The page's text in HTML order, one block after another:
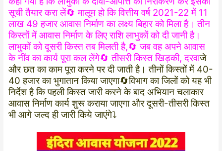
सूची तैयार करा लें🔄 मालूम हो कि वित्तीय वर्ष 2021-22 में 11
लाख 49 हजार आवास निर्माण का लक्ष्य बिहार को मिला है। तीन
किस्तों में आवास निर्माण के लिए राशि लाभुकों को दी जानी है।
लाभुकों को दूसरी किस्त तब मिलती है,🔄 जब वह अपने आवास
के नींव का कार्य पूरा कल लेंगे🔄 तीसरी किस्त खिड़की, दरवाजे
और छत का काम पूरा करने पर दी जाती है। तीनों किस्तों में 40-
40 हजार का भुगातान किया जाएगा🔄विभाग का जिलों को यह भी
निर्देश है कि पहली किस्त जारी करने के बाद अभियान चलाकार
आवास निर्माण कार्य शुरू कराया जाएगा और दूसरी-तीसरी किस्त
भी आगे जल्द ही जारी किये जाएंगे⤵️